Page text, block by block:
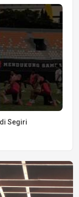
Segiri